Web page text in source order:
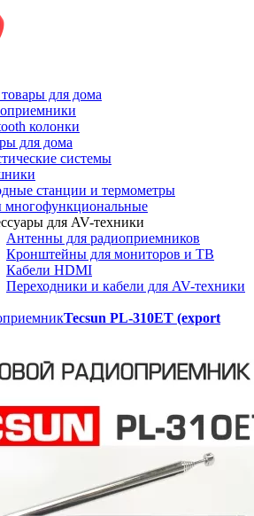
для дома
колонки
для дома
системы
станции и термометры
многофункциональные
для AV-техники
Антенны для радиоприемников
Кронштейны для мониторов и ТВ
Кабели HDMI
Переходники и кабели для AV-техники
Tecsun PL-310ET (export